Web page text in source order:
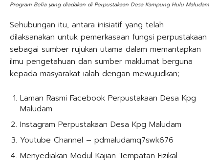
Program Belia yang diadakan di Perpustakaan Desa Kampung Hulu Maludam
Sehubungan itu, antara inisiatif yang telah
dilaksanakan untuk pemerkasaan fungsi perpustakaan
sebagai sumber rujukan utama dalam memantapkan
ilmu pengetahuan dan sumber maklumat berguna
kepada masyarakat ialah dengan mewujudkan;
Laman Rasmi Facebook Perpustakaan Desa Kpg
Maludam
Instagram Perpustakaan Desa Kpg Maludam
Youtube Channel – pdmaludamq7swk676
Menyediakan Modul Kajian Tempatan Fizikal